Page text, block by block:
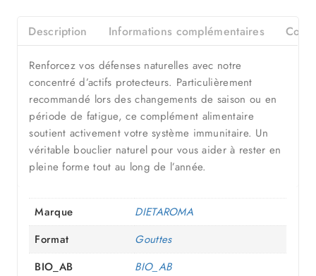
Description Informations complémentaires
Renforcez vos défenses naturelles avec notre
concentré d’actifs protecteurs. Particulièrement
recommandé lors des changements de saison ou en
période de fatigue, ce complément alimentaire
soutient activement votre système immunitaire. Un
véritable bouclier naturel pour vous aider à rester en
pleine forme tout au long de l’année.
Marque
DIETAROMA
Format
Gouttes
BIO_AB
BIO_AB